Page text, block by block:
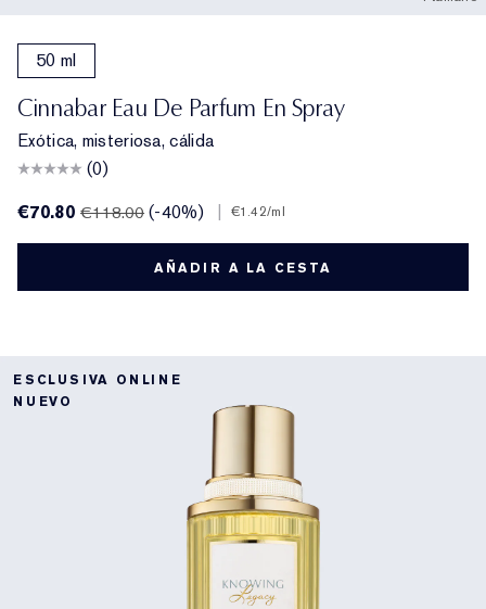
50 ml
Cinnabar Eau De Parfum En Spray
Exótica, misteriosa, cálida
(0)
€70.80€118.00 (-40%) €1.42/ml
AÑADIR A LA CESTA
ESCLUSIVA ONLINE
NUEVO